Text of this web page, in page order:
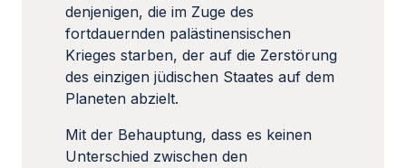
denjenigen, die im Zuge des
fortdauernden palästinensischen
Krieges starben, der auf die Zerstörung
des einzigen jüdischen Staates auf dem
Planeten abzielt.
Mit der Behauptung, dass es keinen
Unterschied zwischen den